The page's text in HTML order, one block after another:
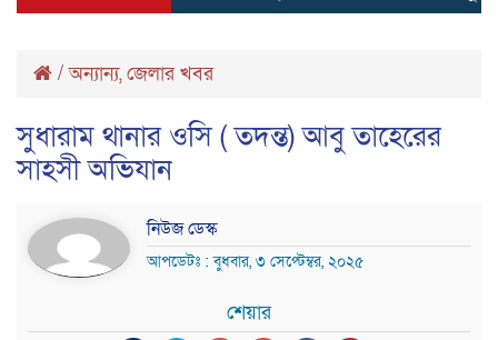
/অন্যান্য,জেলার খবর
সুধারাম থানার ওসি ( তদন্ত) আবু তাহেরের
সাহসী অভিযান
নিউজ ডেস্ক
আপডেটঃ : বুধবার, ৩ সেপ্টেম্বর, ২০২৫
শেয়ার